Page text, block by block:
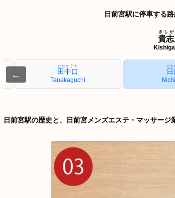
日前宮駅に停車する
貴
きしが
← 田中口
たなかぐち
Tanakaguchi
にち
日前宮駅の歴史と、日前宮メンズエステ・マッサージ